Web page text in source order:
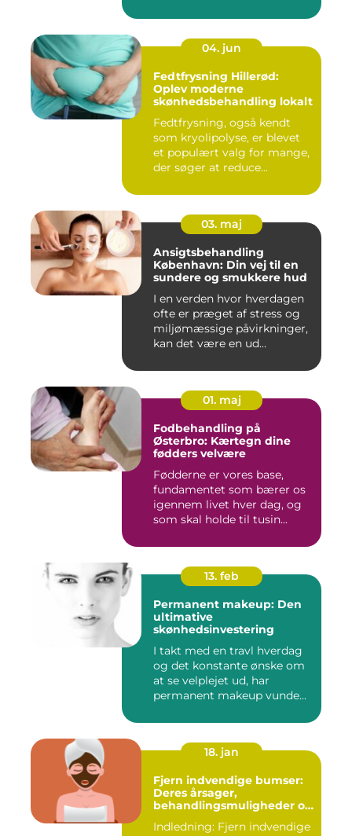
04. jun
Fedtfrysning Hillerød:
Oplev moderne
skønhedsbehandling lokalt
Fedtfrysning, også kendt
som kryolipolyse, er blevet
et populært valg for mange,
der søger at reduce...
03. maj
Ansigtsbehandling
København: Din vej til en
sundere og smukkere hud
I en verden hvor hverdagen
ofte er præget af stress og
miljømæssige påvirkninger,
kan det være en ud...
01. maj
Fodbehandling på
Østerbro: Kærtegn dine
fødders velvære
Fødderne er vores base,
fundamentet som bærer os
igennem livet hver dag, og
som skal holde til tusin...
13. feb
Permanent makeup: Den
ultimative
skønhedsinvestering
I takt med en travl hverdag
og det konstante ønske om
at se velplejet ud, har
permanent makeup vunde...
18. jan
Fjern indvendige bumser:
Deres årsager,
behandlingsmuligheder og
Indledning: Fjern indvendige